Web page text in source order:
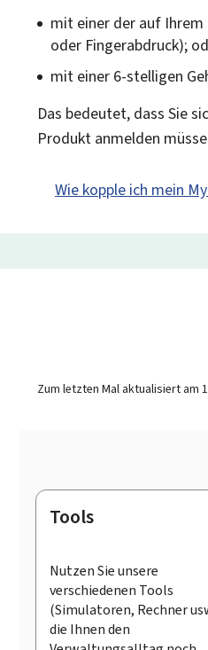
mit einer der auf
oder Fingerabdruck);
mit einer 6-stelligen
Das bedeutet, dass Sie
Produkt anmelden
Wie kopple ich mein
Zum letzten Mal aktualisiert am
Footer
Tools
Nutzen Sie unsere
verschiedenen Tools
(Simulatoren, Rechner
die Ihnen den